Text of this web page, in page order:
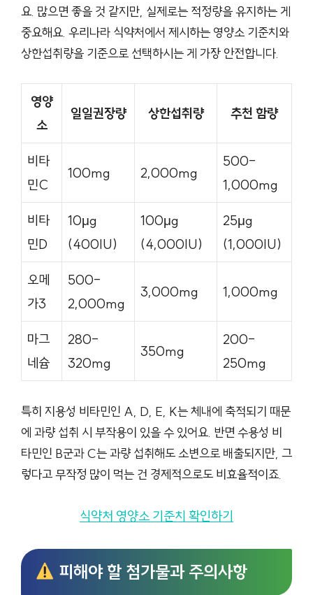
요. 많으면 좋을 것 같지만, 실제로는 적정량을 유지하는 게
중요해요. 우리나라 식약처에서 제시하는 영양소 기준치와
상한섭취량을 기준으로 선택하시는 게 가장 안전합니다.
영양
소
일일권장량 상한섭취량 추천 함량
비타
민C
100mg 2,000mg
500-
1,000mg
비타
민D
10μg
(400IU)
100μg
(4,000IU)
25μg
(1,000IU)
오메
가3
500-
2,000mg
3,000mg 1,000mg
마그
네슘
280-
320mg
350mg
200-
250mg
특히 지용성 비타민인 A, D, E, K는 체내에 축적되기 때문
에 과량 섭취 시 부작용이 있을 수 있어요. 반면 수용성 비
타민인 B군과 C는 과량 섭취해도 소변으로 배출되지만, 그
렇다고 무작정 많이 먹는 건 경제적으로도 비효율적이죠.
식약처 영양소 기준치 확인하기
피해야 할 첨가물과 주의사항